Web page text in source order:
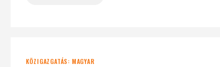
KÖZIGAZGATÁS: MAGYAR